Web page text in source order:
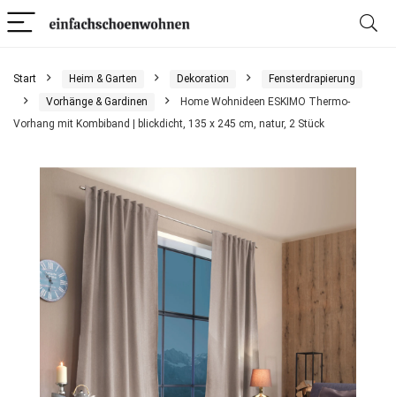
Start Heim & Garten Dekoration
Fensterdrapierung
Vorhänge & Gardinen
Home Wohnideen ESKIMO Thermo-
Vorhang mit Kombiband | blickdicht, 135 x 245 cm, natur, 2 Stück